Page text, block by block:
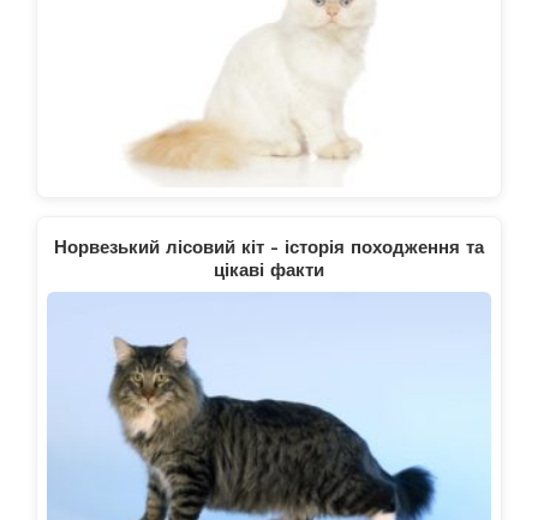
Норвезький лісовий кіт - історія походження та
цікаві факти